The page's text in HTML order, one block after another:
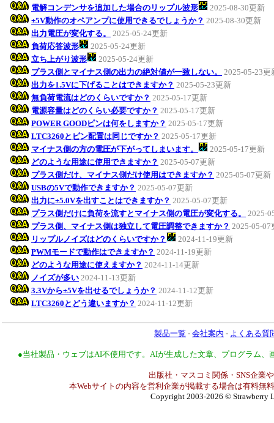
電解コンデンサを追加した場合のリップル波形
2025-08-30更新
±5V動作のオペアンプに使用できるでしょうか？ 2025-08-30更新
出力電圧が変化する。
2025-05-24更新
負荷応答波形
2025-05-24更新
立ち上がり波形
2025-05-24更新
プラス側とマイナス側の出力の絶対値が一致しない。
2025-05-23更
出力を1.5Vに下げることはできますか？ 2025-05-23更新
無負荷電流はどのくらいですか？ 2025-05-17更新
電源容量はどのくらい必要ですか？ 2025-05-17更新
POWER GOODピンは何をしますか？ 2025-05-17更新
LTC3260とピン配置は同じですか？ 2025-05-17更新
マイナス側の方の電圧が下がってしまいます。
2025-05-17更新
どのような用途に使用できますか？ 2025-05-07更新
プラス側だけ、マイナス側だけ使用はできますか？ 2025-05-07更新
USBの5Vで動作できますか？ 2025-05-07更新
出力に±5.0Vを出すことはできますか？ 2025-05-07更新
プラス側だけに負荷を流すとマイナス側の電圧が変化する。
2025-
プラス側、マイナス側は独立して電圧調整できますか？ 2025-05-07
リップルノイズはどのくらいですか？
2024-11-19更新
PWMモードで動作はできますか？ 2024-11-19更新
どのような用途に使えますか？ 2024-11-14更新
ノイズが多い 2024-11-13更新
3.3Vから±5Vを出せるでしょうか？ 2024-11-12更新
LTC3260とどう違いますか？ 2024-11-12更新
製品一覧 - 会社案内 - よくある質
●当社製品・ウェブはAI不使用です。AIが生成した文章、プログラム
出版社・マスコミ関係・SNS企業
本Webサイトの内容を営利企業が掲載する場合は有料無
Copyright 2003-2026 © Strawberry